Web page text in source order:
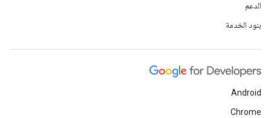
الدعم
بنود الخدمة
Android
Chrome